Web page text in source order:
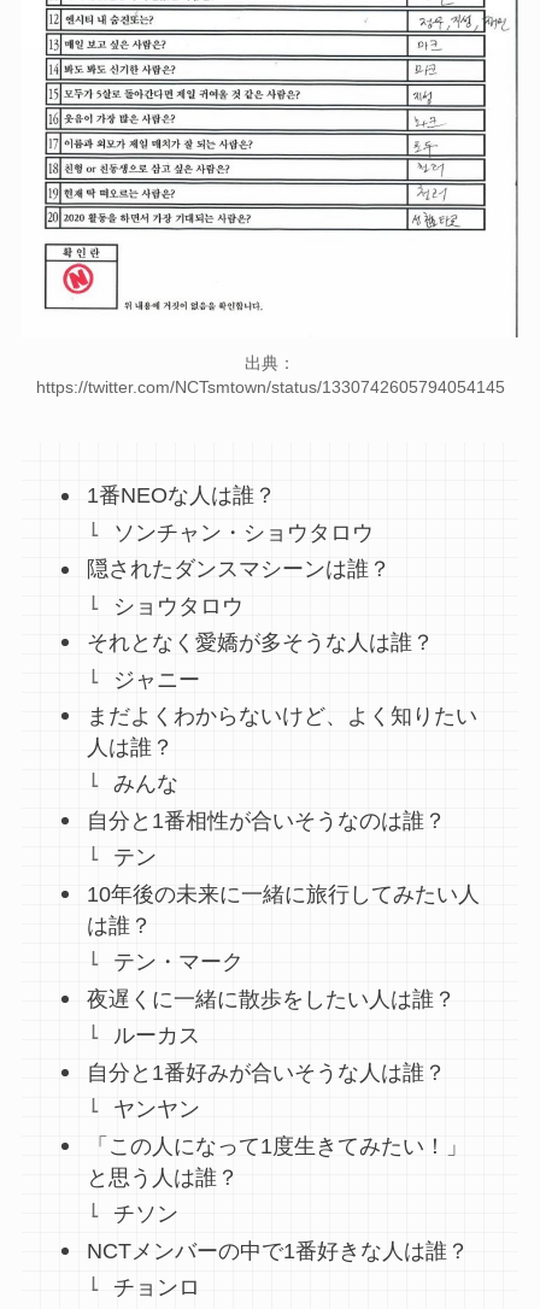
出典：
https://twitter.com/NCTsmtown/status/1330742605794054145
1番NEOな人は誰？
ソンチャン・ショウタロウ
隠されたダンスマシーンは誰？
ショウタロウ
それとなく愛嬌が多そうな人は誰？
ジャニー
まだよくわからないけど、よく知りたい
人は誰？
みんな
自分と1番相性が合いそうなのは誰？
テン
10年後の未来に一緒に旅行してみたい人
は誰？
テン・マーク
夜遅くに一緒に散歩をしたい人は誰？
ルーカス
自分と1番好みが合いそうな人は誰？
ヤンヤン
「この人になって1度生きてみたい！」
と思う人は誰？
チソン
NCTメンバーの中で1番好きな人は誰？
チョンロ